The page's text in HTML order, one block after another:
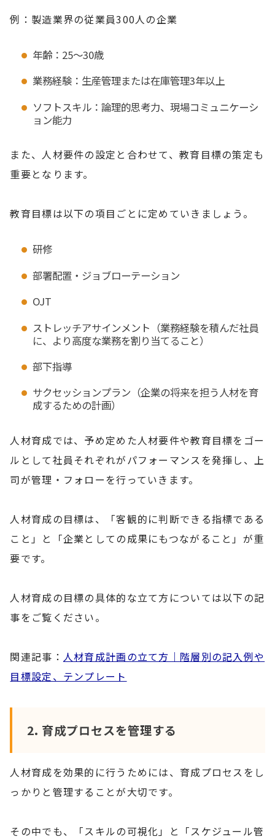
例：製造業界の従業員300人の企業
年齢：25～30歳
業務経験：生産管理または在庫管理3年以上
ソフトスキル：論理的思考力、現場コミュニケーシ
ョン能力
また、人材要件の設定と合わせて、教育目標の策定も
重要となります。
教育目標は以下の項目ごとに定めていきましょう。
研修
部署配置・ジョブローテーション
OJT
ストレッチアサインメント（業務経験を積んだ社員
に、より高度な業務を割り当てること）
部下指導
サクセッションプラン（企業の将来を担う人材を育
成するための計画）
人材育成では、予め定めた人材要件や教育目標をゴー
ルとして社員それぞれがパフォーマンスを発揮し、上
司が管理・フォローを行っていきます。
人材育成の目標は、「客観的に判断できる指標である
こと」と「企業としての成果にもつながること」が重
要です。
人材育成の目標の具体的な立て方については以下の記
事をご覧ください。
関連記事： 人材育成計画の立て方｜階層別の記入例や
目標設定、テンプレート
2. 育成プロセスを管理する
人材育成を効果的に行うためには、育成プロセスをし
っかりと管理することが大切です。
その中でも、「スキルの可視化」と「スケジュール管